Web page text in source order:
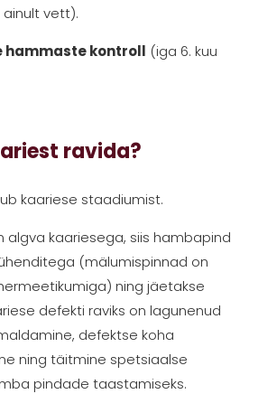
ainult vett).
hammaste kontroll (iga 6. kuu
ravida?
kaariese staadiumist.
algva kaariesega, siis hambapind
(mälumispinnad on
ning jäetakse
defekti raviks on lagunenud
defektse koha
ning täitmine spetsiaalse
pindade taastamiseks.